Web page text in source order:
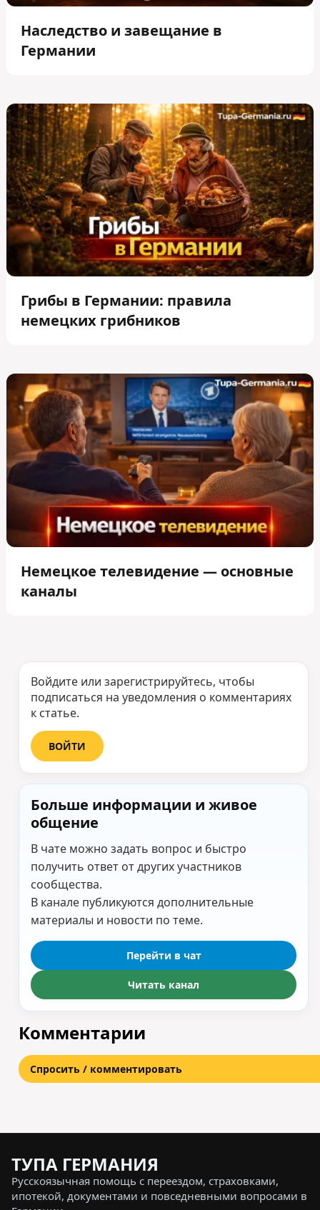
Наследство и завещание в
Германии
Грибы в Германии: правила
немецких грибников
Немецкое телевидение — основные
каналы
Войдите или зарегистрируйтесь, чтобы
подписаться на уведомления о комментариях
к статье.
ВОЙТИ
Больше информации и живое
общение
В чате можно задать вопрос и быстро
получить ответ от других участников
сообщества.
В канале публикуются дополнительные
материалы и новости по теме.
Перейти в чат
Читать канал
Комментарии
Спросить / комментировать
ТУПА ГЕРМАНИЯ
Русскоязычная помощь с переездом, страховками,
ипотекой, документами и повседневными вопросами в